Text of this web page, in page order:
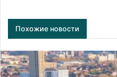
Похожие новости